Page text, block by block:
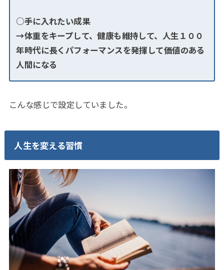
○手に入れたい成果
→体重をキープして、健康も維持して、人生１００
年時代に長くパフォーマンスを発揮して価値のある
人間になる
こんな感じで設定していました。
人生を変える習慣